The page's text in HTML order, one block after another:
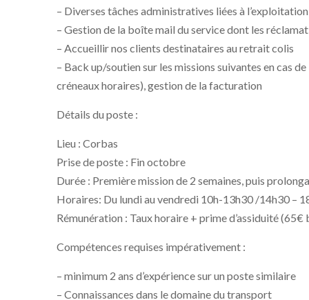
– Diverses tâches administratives liées à
– Gestion de la boîte mail du service dont les
– Accueillir nos clients destinataires au retrait colis
– Back up/soutien sur les missions suivantes en cas
créneaux horaires), gestion de la facturation
Détails du poste :
Lieu : Corbas
Prise de poste : Fin octobre
Durée : Première mission de 2 semaines, puis
Horaires: Du lundi au vendredi 10h-13h30 /14h30 –
Rémunération : Taux horaire + prime d’assiduité
Compétences requises impérativement :
– minimum 2 ans d’expérience sur un poste similaire
– Connaissances dans le domaine du transport